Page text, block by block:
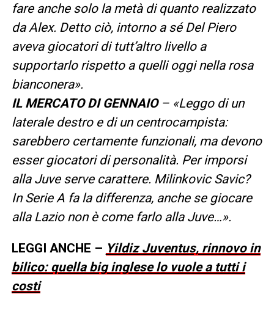
fare anche solo la metà di quanto realizzato
da Alex. Detto ciò, intorno a sé Del Piero
aveva giocatori di tutt’altro livello a
supportarlo rispetto a quelli oggi nella rosa
bianconera».
IL MERCATO DI GENNAIO– «Leggo di un
laterale destro e di un centrocampista:
sarebbero certamente funzionali, ma devono
esser giocatori di personalità. Per imporsi
alla Juve serve carattere. Milinkovic Savic?
In Serie A fa la differenza, anche se giocare
alla Lazio non è come farlo alla Juve…».
LEGGI ANCHE – Yildiz Juventus, rinnovo in
bilico: quella big inglese lo vuole a tutti i
costi